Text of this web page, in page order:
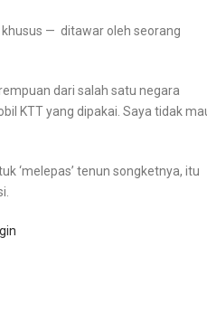
— ditawar oleh seorang
dari salah satu negara
KTT yang dipakai. Saya tidak
‘melepas’ tenun songketnya, itu